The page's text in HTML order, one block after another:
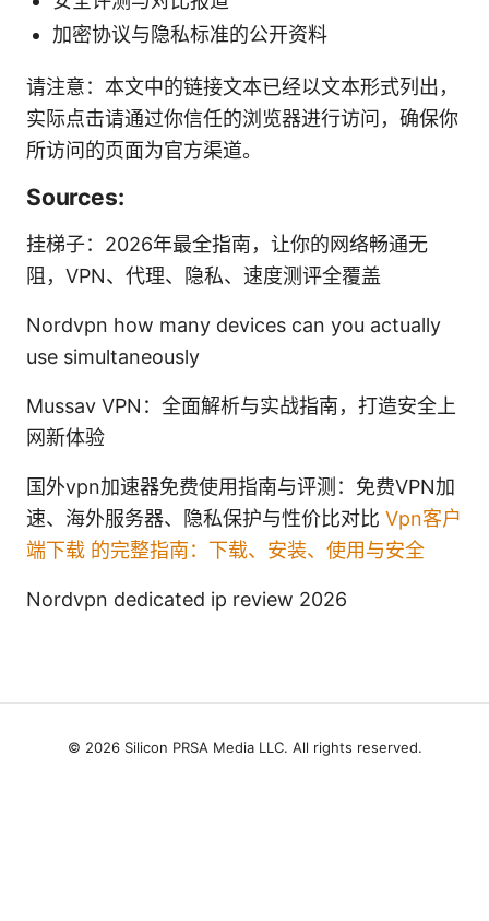
加密协议与隐私标准的公开资料
请注意：本文中的链接文本已经以文本形式列出，
实际点击请通过你信任的浏览器进行访问，确保你
所访问的页面为官方渠道。
Sources:
挂梯子：2026年最全指南，让你的网络畅通无
阻，VPN、代理、隐私、速度测评全覆盖
Nordvpn how many devices can you actually
use simultaneously
Mussav VPN：全面解析与实战指南，打造安全上
网新体验
国外vpn加速器免费使用指南与评测：免费VPN加
速、海外服务器、隐私保护与性价比对比 Vpn客户
端下载 的完整指南：下载、安装、使用与安全
Nordvpn dedicated ip review 2026
© 2026 Silicon PRSA Media LLC. All rights reserved.